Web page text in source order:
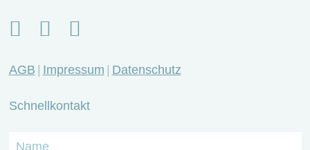
AGB Impressum Datenschutz
Schnellkontakt